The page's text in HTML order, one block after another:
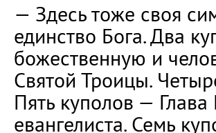
— Здесь тоже своя
единство Бога. Два
божественную и
Святой Троицы.
Пять куполов —
евангелиста. Семь